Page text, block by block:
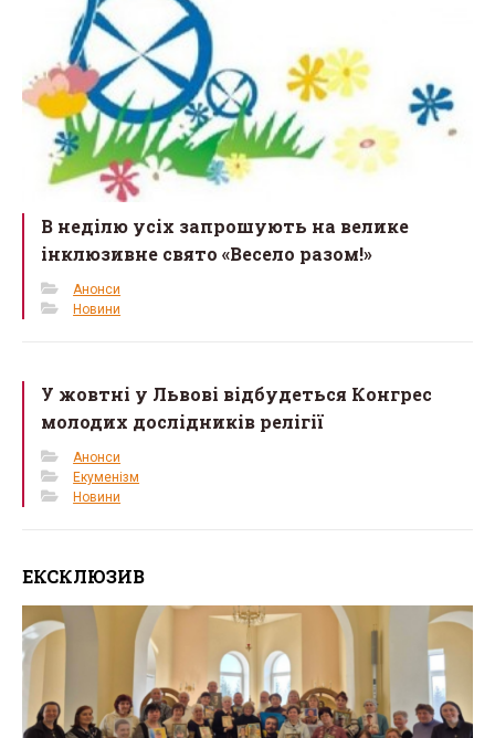
В неділю усіх запрошують на велике
інклюзивне свято «Весело разом!»
Анонси
Новини
У жовтні у Львові відбудеться Конгрес
молодих дослідників релігії
Анонси
Екуменізм
Новини
ЕКСКЛЮЗИВ